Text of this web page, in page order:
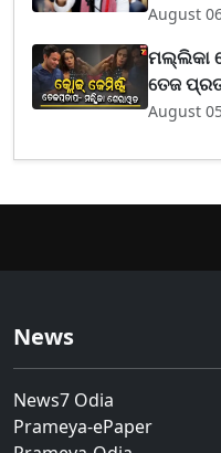
August
ମଲ୍ଲିକା
ତେଜ
August
News
News7 Odia
Prameya-ePaper